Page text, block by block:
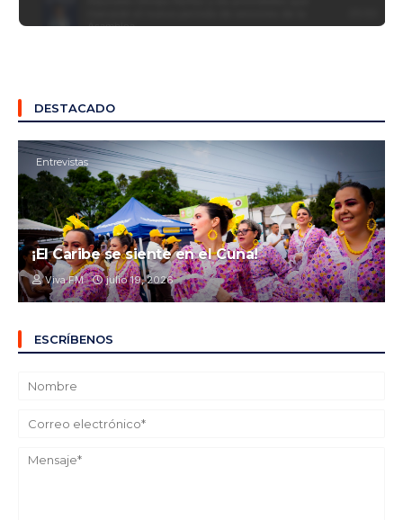
DESTACADO
Entrevistas
¡El Caribe se siente en el Cuna!
Viva FM julio 19, 2026
ESCRÍBENOS